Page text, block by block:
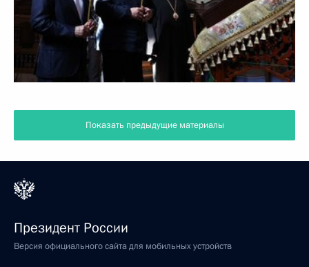
Показать предыдущие материалы
Президент России
Версия официального сайта для мобильных устройств